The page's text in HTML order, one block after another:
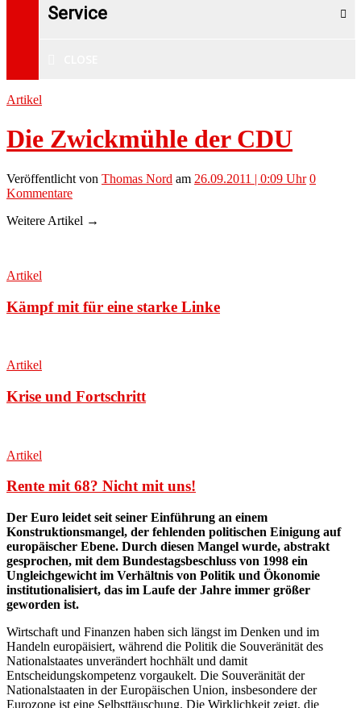
Service
Artikel
Die Zwickmühle der CDU
Veröffentlicht von Thomas Nord am 26.09.2011 | 0:09 Uhr 0
Kommentare
Weitere Artikel →
Artikel
Kämpf mit für eine starke Linke
Artikel
Krise und Fortschritt
Artikel
Rente mit 68? Nicht mit uns!
Der Euro leidet seit seiner Einführung an einem
Konstruktionsmangel, der fehlenden politischen Einigung auf
europäischer Ebene. Durch diesen Mangel wurde, abstrakt
gesprochen, mit dem Bundestagsbeschluss von 1998 ein
Ungleichgewicht im Verhältnis von Politik und Ökonomie
institutionalisiert, das im Laufe der Jahre immer größer
geworden ist.
Wirtschaft und Finanzen haben sich längst im Denken und im
Handeln europäisiert, während die Politik die Souveränität des
Nationalstaates unverändert hochhält und damit
Entscheidungskompetenz vorgaukelt. Die Souveränität der
Nationalstaaten in der Europäischen Union, insbesondere der
Eurozone ist eine Selbsttäuschung. Die Wirklichkeit zeigt, die